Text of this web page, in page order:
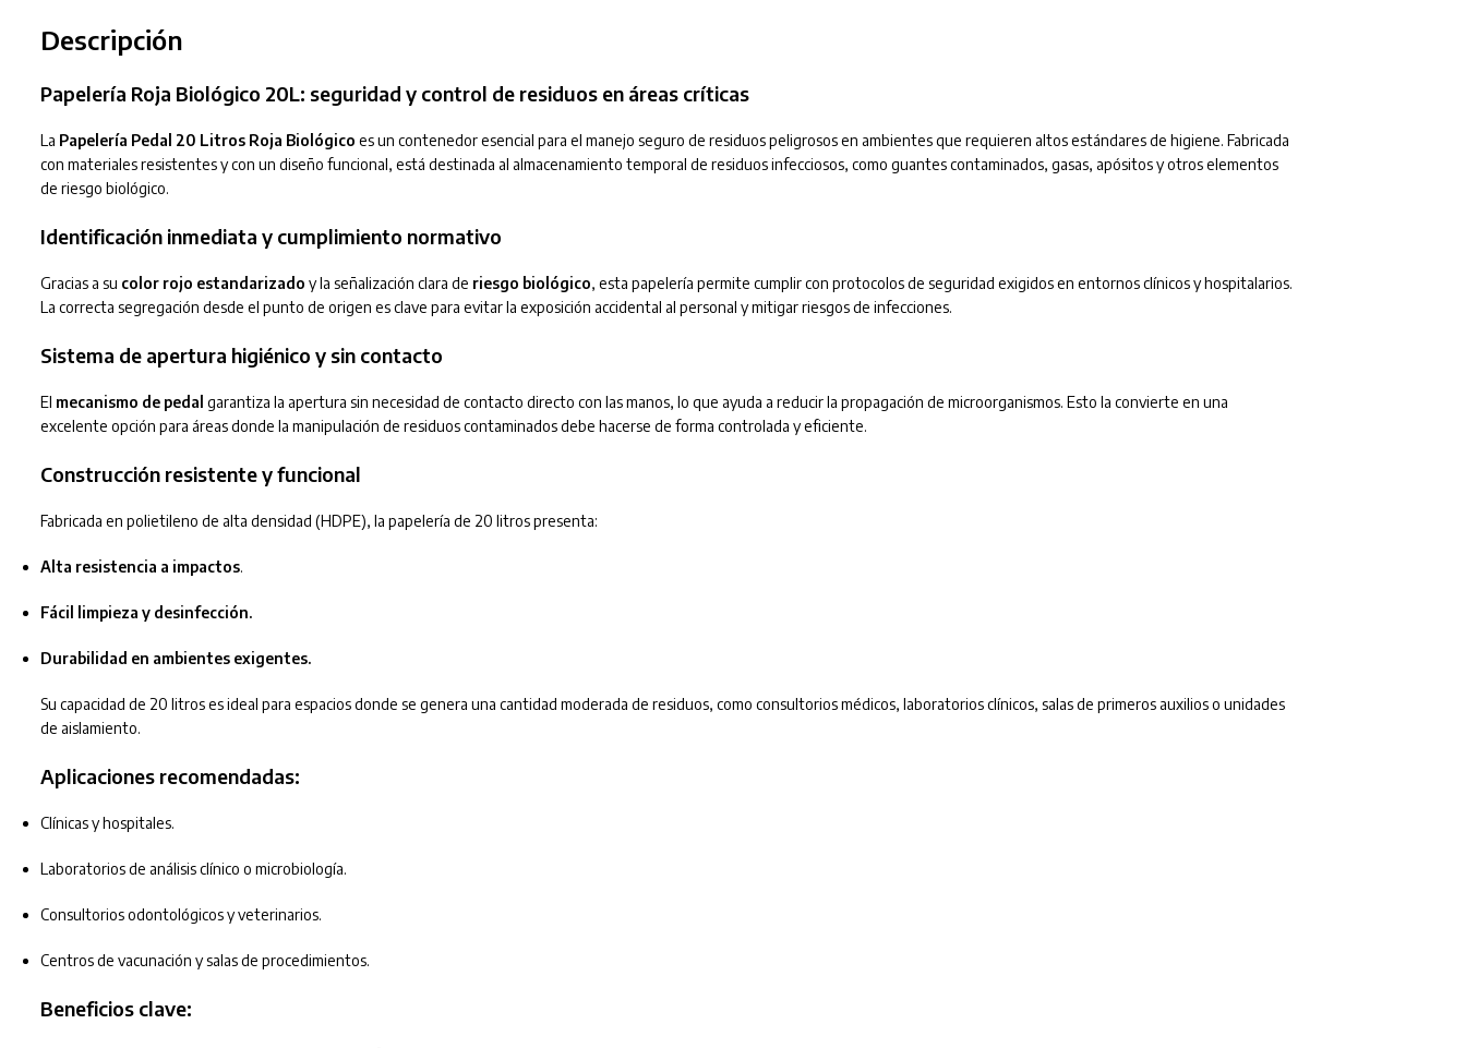
Descripción
Papelería Roja Biológico 20L: seguridad y control de residuos en áreas críticas
La Papelería Pedal 20 Litros Roja Biológico es un contenedor esencial para el manejo seguro de residuos peligrosos en ambientes que requieren altos estándares de higiene. Fabricada
con materiales resistentes y con un diseño funcional, está destinada al almacenamiento temporal de residuos infecciosos, como guantes contaminados, gasas, apósitos y otros elementos
de riesgo biológico.
Identificación inmediata y cumplimiento normativo
Gracias a su color rojo estandarizado y la señalización clara de riesgo biológico, esta papelería permite cumplir con protocolos de seguridad exigidos en entornos clínicos y hospitalarios.
La correcta segregación desde el punto de origen es clave para evitar la exposición accidental al personal y mitigar riesgos de infecciones.
Sistema de apertura higiénico y sin contacto
El mecanismo de pedal garantiza la apertura sin necesidad de contacto directo con las manos, lo que ayuda a reducir la propagación de microorganismos. Esto la convierte en una
excelente opción para áreas donde la manipulación de residuos contaminados debe hacerse de forma controlada y eficiente.
Construcción resistente y funcional
Fabricada en polietileno de alta densidad (HDPE), la papelería de 20 litros presenta:
Alta resistencia a impactos.
Fácil limpieza y desinfección.
Durabilidad en ambientes exigentes.
Su capacidad de 20 litros es ideal para espacios donde se genera una cantidad moderada de residuos, como consultorios médicos, laboratorios clínicos, salas de primeros auxilios o unidades
de aislamiento.
Aplicaciones recomendadas:
Clínicas y hospitales.
Laboratorios de análisis clínico o microbiología.
Consultorios odontológicos y veterinarios.
Centros de vacunación y salas de procedimientos.
Beneficios clave: